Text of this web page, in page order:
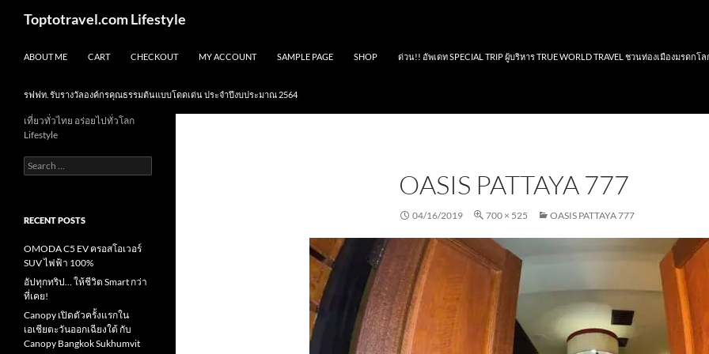
Toptotravel.com Lifestyle
ABOUT ME CART CHECKOUT MY ACCOUNT SAMPLE PAGE SHOP ด่วน!! อัพเดท SPECIAL TRIP ผู้บริหาร TRUE WORLD TRAVEL ชวนท่องเมืองมรดกโล
รฟฟท. รับรางวัลองค์กรคุณธรรมต้นแบบโดดเด่น ประจำปีงบประมาณ 2564
OASIS PATTAYA 777
04/16/2019 700 × 525 OASIS PATTAYA 777
เที่ยวทั่วไทย อร่อยไปทั่วโลก
Lifestyle
Search
for:
RECENT POSTS
OMODA C5 EV ครอสโอเวอร์
SUV ไฟฟ้า 100%
อัปทุกทริป… ให้ชีวิต Smart กว่า
ที่เคย!
Canopy เปิดตัวครั้งแรกใน
เอเชียตะวันออกเฉียงใต้ กับ
Canopy Bangkok Sukhumvit